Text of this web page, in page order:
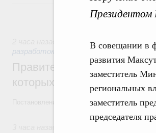
В совещании в
развития
заместитель
региональных
заместитель
председателя
Государственная
разработок
Правительство
которых освобождаются
Постановление от 5 августа 2026 года №978